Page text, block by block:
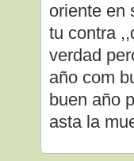
oriente en
tu contra
verdad
año com
buen año
asta la